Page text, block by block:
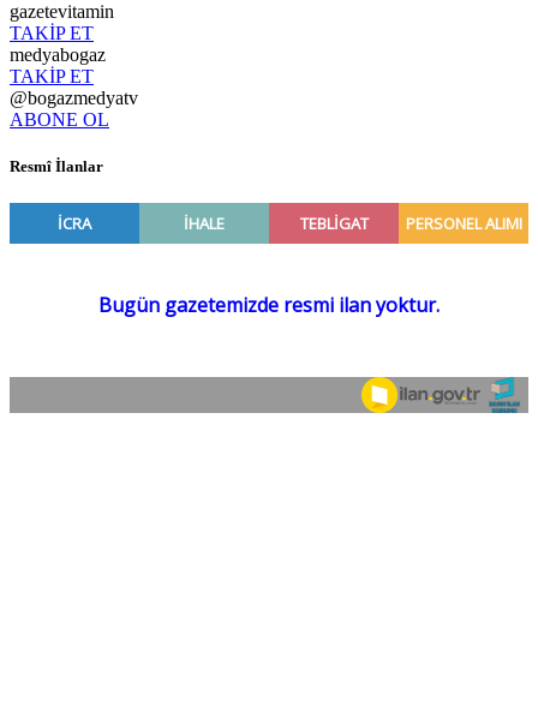
gazetevitamin
TAKİP ET
medyabogaz
TAKİP ET
@bogazmedyatv
ABONE OL
Resmî İlanlar